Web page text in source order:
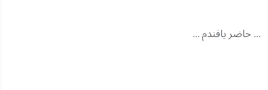
... حاضر يافندم ...